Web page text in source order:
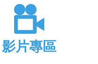
影片專區